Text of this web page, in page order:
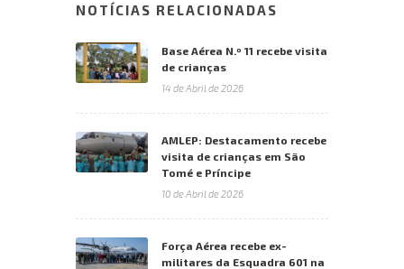
NOTÍCIAS RELACIONADAS
Base Aérea N.º 11 recebe visita
de crianças
14 de Abril de 2026
AMLEP: Destacamento recebe
visita de crianças em São
Tomé e Príncipe
10 de Abril de 2026
Força Aérea recebe ex-
militares da Esquadra 601 na